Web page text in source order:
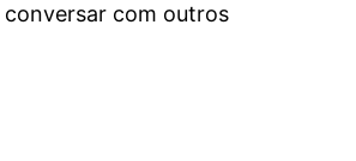
conversar com outros